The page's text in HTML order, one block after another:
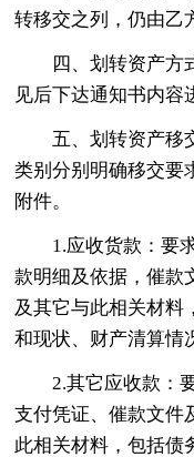
转移交之列，仍由乙
四、划转资产方
见后下达通知书内容
五、划转资产移
类别分别明确移交要
附件。
1.应收货款：要
款明细及依据，催款
及其它与此相关材料
和现状、财产清算情
2.其它应收款：
支付凭证、催款文件
此相关材料，包括债